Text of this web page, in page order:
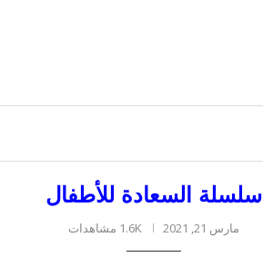
سلسلة السعادة للأطفال
مارس 21, 2021 1.6K مشاهدات